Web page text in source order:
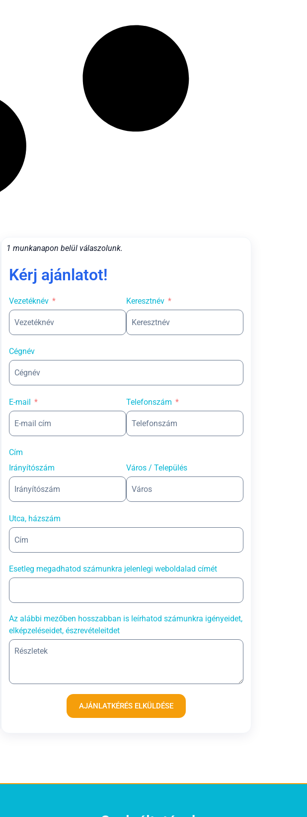
1 munkanapon belül válaszolunk.
Kérj ajánlatot!
Vezetéknév Keresztnév
Cégnév
E-mail Telefonszám
Cím
Irányítószám
Város / Település
Utca, házszám
Esetleg megadhatod számunkra jelenlegi weboldalad címét
Az alábbi mezőben hosszabban is leírhatod számunkra igényeidet,
elképzeléseidet, észrevételeitdet
AJÁNLATKÉRÉS ELKÜLDÉSE